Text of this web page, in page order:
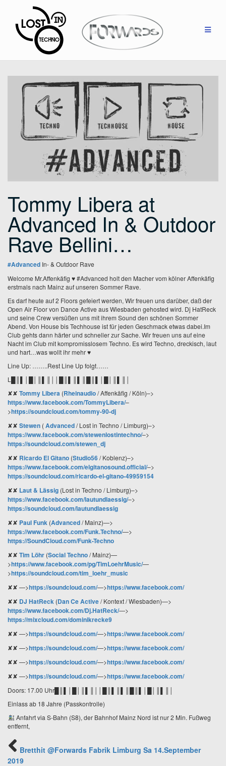
springen
Tommy Libera at
Advanced In & Outdoor
Rave Bellini…
#Advanced In- & Outdoor Rave
Welcome Mr.Affenkäfig ♥ #Advanced holt den Macher vom kölner Affenkäfig
erstmals nach Mainz auf unseren Sommer Rave.
Es darf heute auf 2 Floors gefeiert werden, Wir freuen uns darüber, daß der
Open Air Floor von Dance Active aus Wiesbaden gehosted wird. Dj HatReck
und seine Crew versüßen uns mit ihrem Sound den schönen Sommer
Abend. Von House bis Techhouse ist für jeden Geschmack etwas dabei.Im
Club gehts dann härter und schneller zur Sache. Wir freuen uns auf eine
Nacht im Club mit kompromisslosem Techno. Es wird Techno, dreckisch, laut
und hart…was wollt ihr mehr ♥
Line Up: ……..Rest Line Up folgt……
L█║▌│█│║▌║││█║▌║▌║█║▌│█│║▌║│
✘✘ Tommy Libera (Rheinaudio/ Affenkäfig / Köln)–>
https://www.facebook.com/TommyLibera/–
>https://soundcloud.com/tommy-90-dj
✘✘ Stewen (Advanced/ Lost in Techno / Limburg)–>
https://www.facebook.com/stewenlostintechno/–>
https://soundcloud.com/stewen_dj
✘✘ Ricardo El Gitano (Studio56/ Koblenz)–>
https://www.facebook.com/elgitanosound.official/–>
https://soundcloud.com/ricardo-el-gitano-49959154
✘✘ Laut & Lässig (Lost in Techno / Limburg)–>
https://www.facebook.com/lautundlaessig/–>
https://soundcloud.com/lautundlaessig
✘✘ Paul Funk (Advanced/ Mainz)—>
https://www.facebook.com/Funk.Techno/—>
https://SoundCloud.com/Funk-Techno
✘✘ Tim Löhr (Social Techno/ Mainz)—
>https://www.facebook.com/pg/TimLoehrMusic/—
>https://soundcloud.com/tim_loehr_music
✘✘ —>https://soundcloud.com/—>https://www.facebook.com/
✘✘ DJ HatReck (Dan Ce Active/ Kontext / Wiesbaden)—>
https://www.facebook.com/Dj.HatReck/—>
https://mixcloud.com/dominikrecke9
✘✘ —>https://soundcloud.com/—>https://www.facebook.com/
✘✘ —>https://soundcloud.com/—>https://www.facebook.com/
✘✘ —>https://soundcloud.com/—>https://www.facebook.com/
✘✘ —>https://soundcloud.com/—>https://www.facebook.com/
Doors: 17.00 Uhr█║▌│█│║▌║││█║▌║▌║█║▌│█│║▌║│
Einlass ab 18 Jahre (Passkontrolle)
Anfahrt via S-Bahn (S8), der Bahnhof Mainz Nord ist nur 2 Min. Fußweg
entfernt,
Bretthit @Forwards Fabrik Limburg Sa 14.September
2019